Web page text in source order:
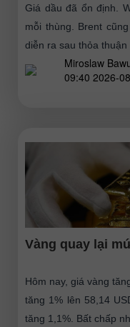
Giá dầu đã ổn định.
mỗi thùng. Brent
diễn ra sau thỏa thuận
Miroslaw
09:40 2026-
Vàng quay lại
Hôm nay, giá vàng
tăng 1% lên 58,14
tăng 1,1%. Bất chấp